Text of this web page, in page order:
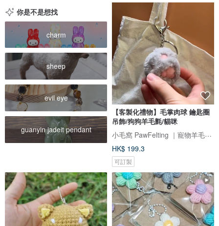
你是不是想找
charm
sheep
evil eye
guanyin jadeit pendant
【客製化禮物】毛掌肉球 鑰匙圈
吊飾/狗狗羊毛氈/貓咪
小毛窩 PawFelting ｜寵物羊毛氈手作
HK$ 199.3
可訂製